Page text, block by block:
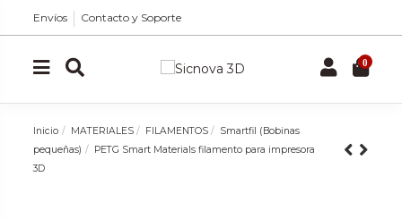
Envíos Contacto y Soporte
0
Inicio MATERIALES FILAMENTOS
Smartfil (Bobinas
pequeñas)
PETG Smart Materials filamento para impresora
3D